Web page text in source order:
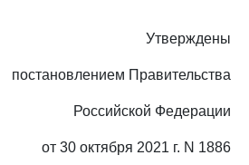
Утверждены
постановлением Правительства
Российской Федерации
от 30 октября 2021 г. N 1886